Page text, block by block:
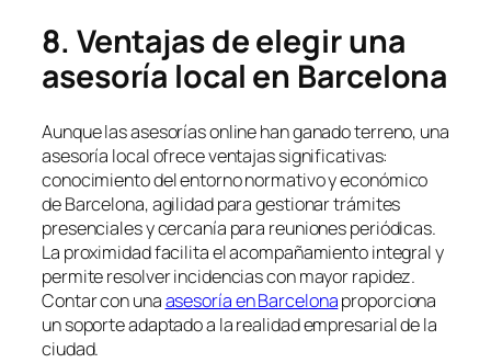
8. Ventajas de elegir una
asesoría local en Barcelona
Aunque las asesorías online han ganado terreno, una
asesoría local ofrece ventajas significativas:
conocimiento del entorno normativo y económico
de Barcelona, agilidad para gestionar trámites
presenciales y cercanía para reuniones periódicas.
La proximidad facilita el acompañamiento integral y
permite resolver incidencias con mayor rapidez.
Contar con unaasesoría en Barcelonaproporciona
un soporte adaptado a la realidad empresarial de la
ciudad.